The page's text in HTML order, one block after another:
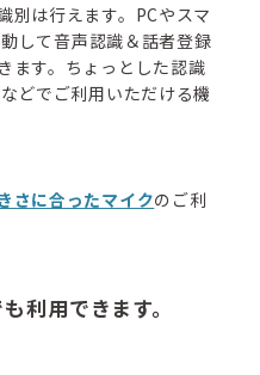
別は行えます。PCやスマ
して音声認識＆話者登録
ます。ちょっとした認識
どでご利用いただける機
さに合ったマイクのご利
利用できます。